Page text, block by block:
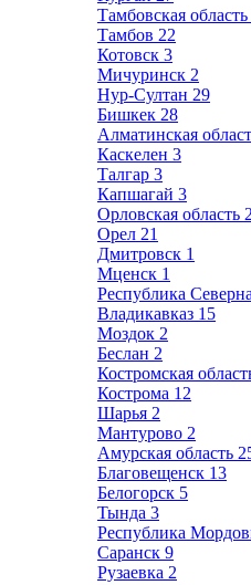
Тамбовская область
Тамбов 22
Котовск 3
Мичуринск 2
Нур-Султан 29
Бишкек 28
Алматинская
Каскелен 3
Талгар 3
Капшагай 3
Орловская область
Орел 21
Дмитровск 1
Мценск 1
Республика
Владикавказ 15
Моздок 2
Беслан 2
Костромская
Кострома 12
Шарья 2
Мантурово 2
Амурская область
Благовещенск 13
Белогорск 5
Тында 3
Республика
Саранск 9
Рузаевка 2